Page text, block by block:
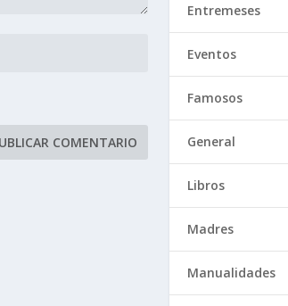
Entremeses
Eventos
Famosos
General
Libros
Madres
Manualidades